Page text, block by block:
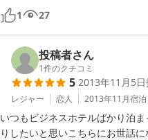
1 27
投稿者さん
1件のクチコミ
5 2013年11月5日
レジャー 恋人 2013年11月宿泊
いつもビジネスホテルばかり泊
りしたいと思いこちらにお世話に